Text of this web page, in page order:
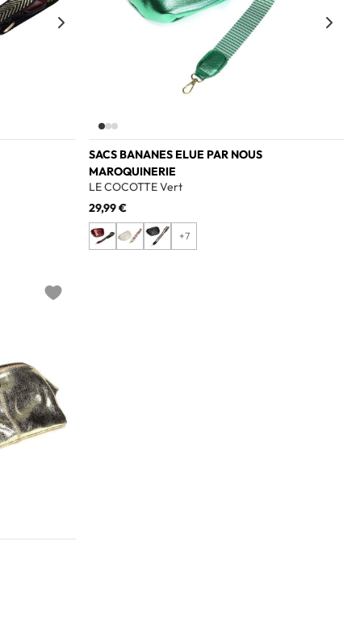
SACS BANANES ELUE PAR NOUS
MAROQUINERIE
LE COCOTTE Vert
29,99 €
+7